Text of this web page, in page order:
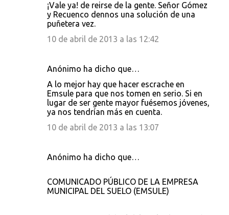
¡Vale ya! de reirse de la gente. Señor Gómez
y Recuenco dennos una solución de una
puñetera vez.
10 de abril de 2013 a las 12:42
Anónimo ha dicho que…
A lo mejor hay que hacer escrache en
Emsule para que nos tomen en serio. Si en
lugar de ser gente mayor fuésemos jóvenes,
ya nos tendrían más en cuenta.
10 de abril de 2013 a las 13:07
Anónimo ha dicho que…
COMUNICADO PÚBLICO DE LA EMPRESA
MUNICIPAL DEL SUELO (EMSULE)